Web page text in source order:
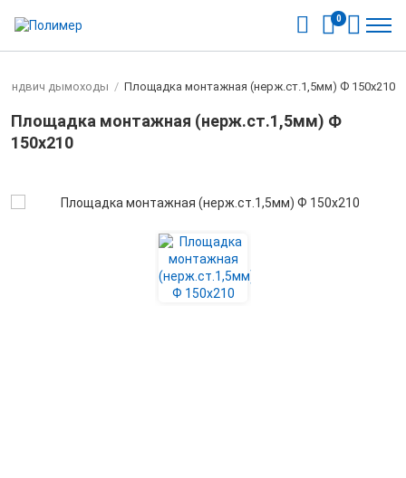
0
дымоходы / Площадка монтажная (нерж.ст.1,5мм) Ф 150х210
Площадка монтажная (нерж.ст.1,5мм) Ф
150х210